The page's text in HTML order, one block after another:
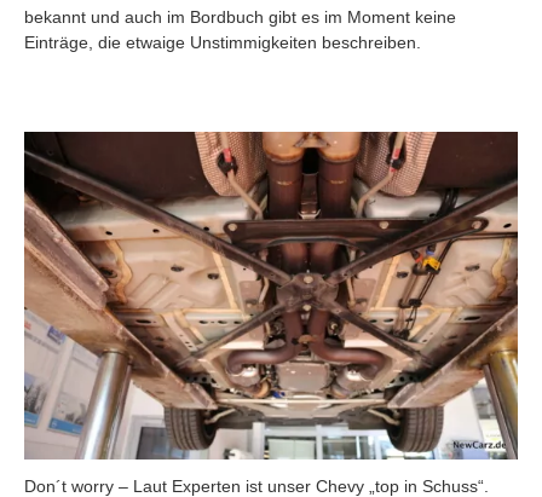
bekannt und auch im Bordbuch gibt es im Moment keine
Einträge, die etwaige Unstimmigkeiten beschreiben.
Don´t worry – Laut Experten ist unser Chevy „top in Schuss“.